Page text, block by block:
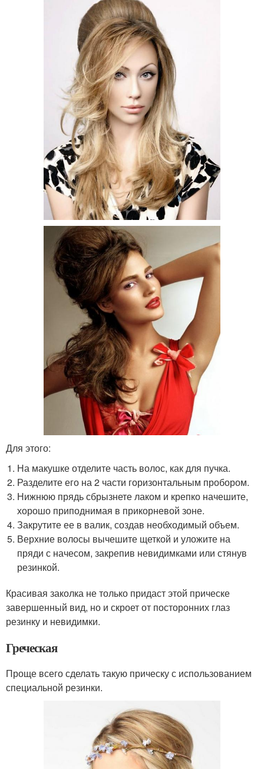
Для этого:
На макушке отделите часть волос, как для пучка.
Разделите его на 2 части горизонтальным пробором.
Нижнюю прядь сбрызнете лаком и крепко начешите,
хорошо приподнимая в прикорневой зоне.
Закрутите ее в валик, создав необходимый объем.
Верхние волосы вычешите щеткой и уложите на
пряди с начесом, закрепив невидимками или стянув
резинкой.
Красивая заколка не только придаст этой прическе
завершенный вид, но и скроет от посторонних глаз
резинку и невидимки.
Греческая
Проще всего сделать такую прическу с использованием
специальной резинки.